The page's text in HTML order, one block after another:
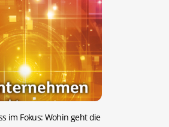
im Fokus: Wohin geht die